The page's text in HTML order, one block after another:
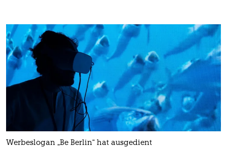
Werbeslogan „Be Berlin“ hat ausgedient